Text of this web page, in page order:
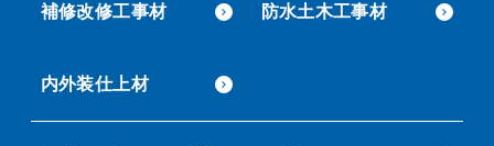
補修改修工事材 防水土木工事材
内外装仕上材